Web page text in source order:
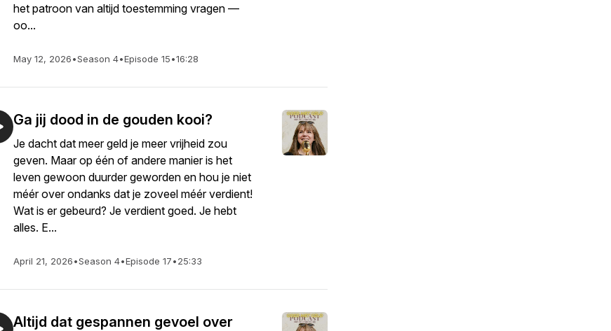
het patroon van altijd toestemming vragen —
oo...
May 12, 2026•Season 4•Episode 15•16:28
Ga jij dood in de gouden kooi?
Je dacht dat meer geld je meer vrijheid zou
geven. Maar op één of andere manier is het
leven gewoon duurder geworden en hou je niet
méér over ondanks dat je zoveel méér verdient!
Wat is er gebeurd? Je verdient goed. Je hebt
alles. E...
April 21, 2026•Season 4•Episode 17•25:33
Altijd dat gespannen gevoel over